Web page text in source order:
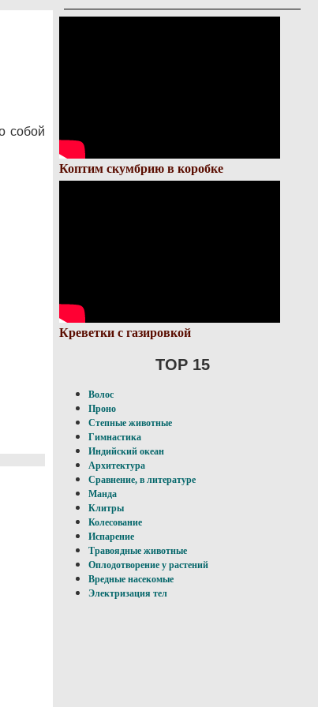
собой
Коптим скумбрию в коробке
Креветки с газировкой
TOP 15
Волос
Проно
Степные животные
Гимнастика
Индийский океан
Архитектура
Сравнение, в литературе
Манда
Клитры
Колесование
Испарение
Травоядные животные
Оплодотворение у pacтений
Вредные насекомые
Электризация тел